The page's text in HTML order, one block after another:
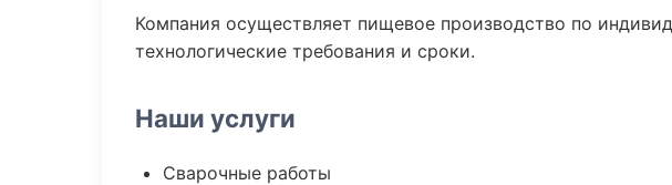
Компания осуществляет пищевое производство по
технологические требования и сроки.
Наши услуги
Сварочные работы